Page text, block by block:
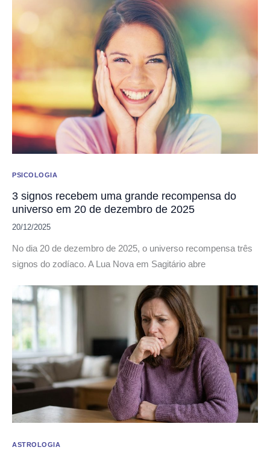
PSICOLOGIA
3 signos recebem uma grande recompensa do
universo em 20 de dezembro de 2025
20/12/2025
No dia 20 de dezembro de 2025, o universo recompensa três
signos do zodíaco. A Lua Nova em Sagitário abre
ASTROLOGIA